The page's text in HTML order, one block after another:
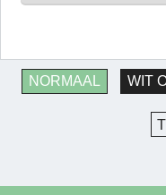
NORMAAL WIT